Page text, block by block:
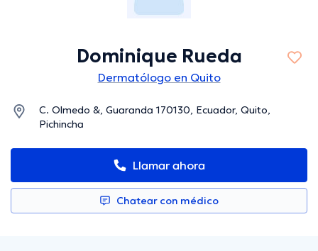
Dominique Rueda
Dermatólogo en Quito
C. Olmedo &, Guaranda 170130, Ecuador, Quito,
Pichincha
Llamar ahora
Chatear con médico